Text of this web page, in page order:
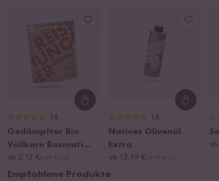
Loading...
16
Gedämpfter Bio
Vollkorn Basmati
Reis
ab 2,12 €
16
Natives Olivenöl
Extra
ab 12,99 €
Empfohlene Produkte